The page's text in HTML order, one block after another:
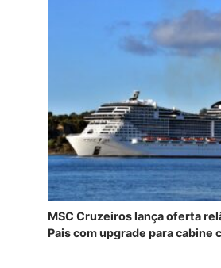
MSC Cruzeiros lança oferta
Pais com upgrade para cabine